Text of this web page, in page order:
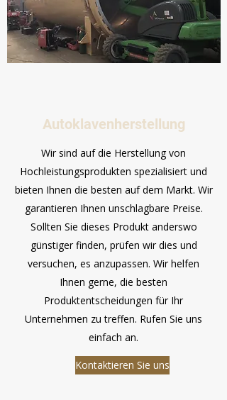
Autoklavenherstellung
Wir sind auf die Herstellung von
Hochleistungsprodukten spezialisiert und
bieten Ihnen die besten auf dem Markt. Wir
garantieren Ihnen unschlagbare Preise.
Sollten Sie dieses Produkt anderswo
günstiger finden, prüfen wir dies und
versuchen, es anzupassen. Wir helfen
Ihnen gerne, die besten
Produktentscheidungen für Ihr
Unternehmen zu treffen. Rufen Sie uns
einfach an.
Kontaktieren Sie uns